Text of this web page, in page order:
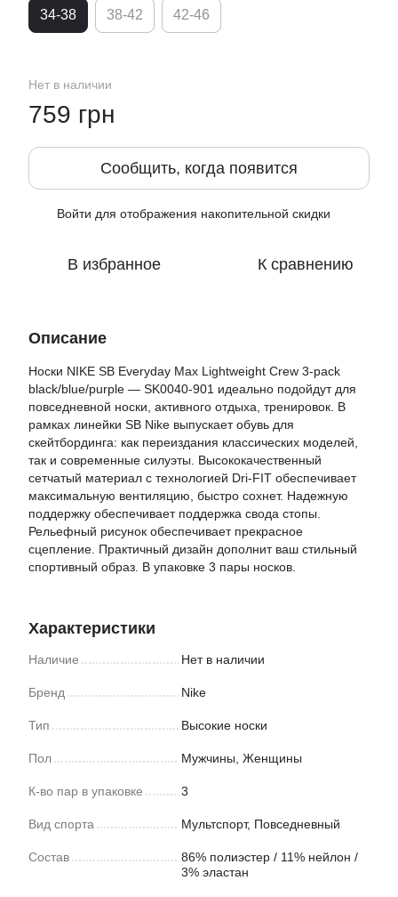
34-38 38-42 42-46
Нет в наличии
759 грн
Сообщить, когда появится
Войти для отображения накопительной скидки
В избранное К сравнению
Описание
Носки NIKE SB Everyday Max Lightweight Crew 3-pack
black/blue/purple — SK0040-901 идеально подойдут для
повседневной носки, активного отдыха, тренировок. В
рамках линейки SB Nike выпускает обувь для
скейтбординга: как переиздания классических моделей,
так и современные силуэты. Высококачественный
сетчатый материал с технологией Dri-FIT обеспечивает
максимальную вентиляцию, быстро сохнет. Надежную
поддержку обеспечивает поддержка свода стопы.
Рельефный рисунок обеспечивает прекрасное
сцепление. Практичный дизайн дополнит ваш стильный
спортивный образ. В упаковке 3 пары носков.
Характеристики
Наличие Нет в наличии
Бренд Nike
Тип Высокие носки
Пол Мужчины, Женщины
К-во пар в упаковке 3
Вид спорта Мультспорт, Повседневный
Состав
86% полиэстер / 11% нейлон /
3% эластан